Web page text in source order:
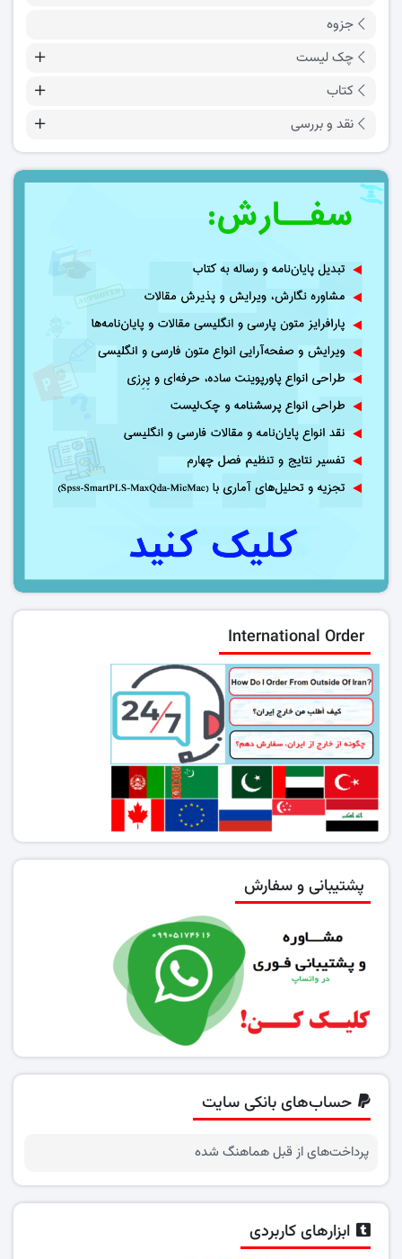
جزوه
چک لیست
کتاب
نقد و بررسی
International Order
پشتیبانی و سفارش
حساب‌های بانکی سایت
پرداخت‌های از قبل هماهنگ شده
ابزارهای کاربردی